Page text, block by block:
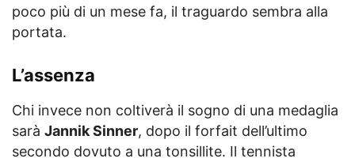
poco più di un mese fa, il traguardo sembra alla
portata.
L’assenza
Chi invece non coltiverà il sogno di una medaglia
sarà Jannik Sinner, dopo il forfait dell’ultimo
secondo dovuto a una tonsillite. Il tennista